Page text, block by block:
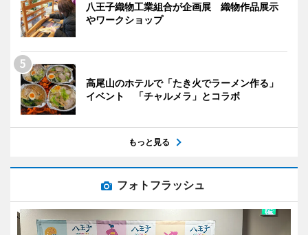
八王子織物工業組合が企画展 織物作品展示
やワークショップ
高尾山のホテルで「たき火でラーメン作る」
イベント 「チャルメラ」とコラボ
もっと見る
フォトフラッシュ